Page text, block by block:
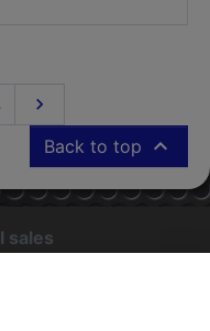
Next

Back to top 
sales